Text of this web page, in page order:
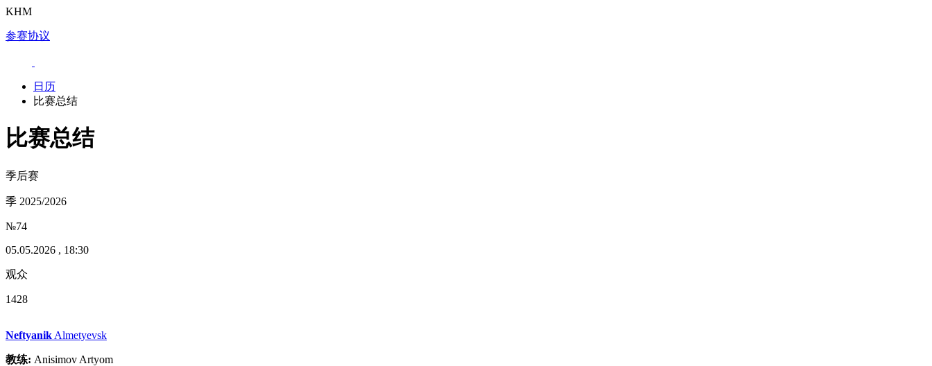
KHM
参赛协议
日历
比赛总结
比赛总结
季后赛
季 2025/2026
№74
05.05.2026 , 18:30
观众
1428
Neftyanik Almetyevsk
教练: Anisimov Artyom